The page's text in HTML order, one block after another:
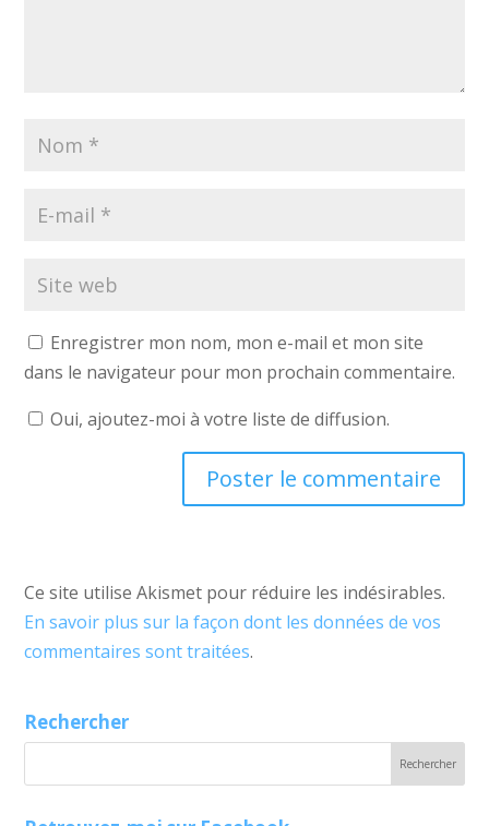
Enregistrer mon nom, mon e-mail et mon site
dans le navigateur pour mon prochain commentaire.
Oui, ajoutez-moi à votre liste de diffusion.
Ce site utilise Akismet pour réduire les indésirables.
En savoir plus sur la façon dont les données de vos
commentaires sont traitées.
Rechercher